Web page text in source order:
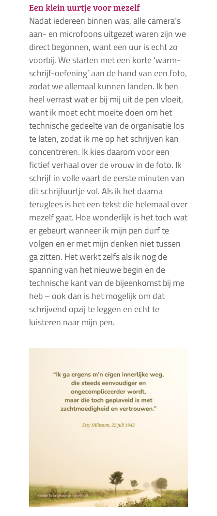
Een klein uurtje voor mezelf
Nadat iedereen binnen was, alle camera’s
aan- en microfoons uitgezet waren zijn we
direct begonnen, want een uur is echt zo
voorbij. We starten met een korte ‘warm-
schrijf-oefening’ aan de hand van een foto,
zodat we allemaal kunnen landen. Ik ben
heel verrast wat er bij mij uit de pen vloeit,
want ik moet echt moeite doen om het
technische gedeelte van de organisatie los
te laten, zodat ik me op het schrijven kan
concentreren. Ik kies daarom voor een
fictief verhaal over de vrouw in de foto. Ik
schrijf in volle vaart de eerste minuten van
dit schrijfuurtje vol. Als ik het daarna
teruglees is het een tekst die helemaal over
mezelf gaat. Hoe wonderlijk is het toch wat
er gebeurt wanneer ik mijn pen durf te
volgen en er met mijn denken niet tussen
ga zitten. Het werkt zelfs als ik nog de
spanning van het nieuwe begin en de
technische kant van de bijeenkomst bij me
heb – ook dan is het mogelijk om dat
schrijvend opzij te leggen en echt te
luisteren naar mijn pen.